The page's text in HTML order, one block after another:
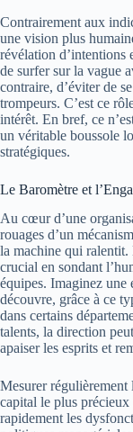
Contrairement aux
une vision plus
révélation d’intentions
de surfer sur la vague
contraire, d’éviter de
trompeurs. C’est ce
intérêt. En bref, ce
un véritable boussole
stratégiques.
Le Baromètre et
Au cœur d’une
rouages d’un
la machine qui
crucial en sondant
équipes. Imaginez une
découvre, grâce à ce
dans certains
talents, la direction
apaiser les esprits et
Mesurer régulièrement
capital le plus précieux
rapidement les